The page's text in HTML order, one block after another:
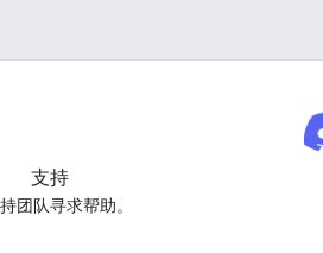
支持
团队寻求帮助。